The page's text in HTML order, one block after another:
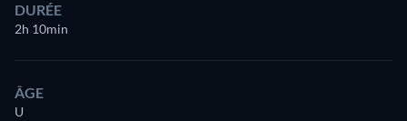
DURÉE
2h 10min
ÂGE
U